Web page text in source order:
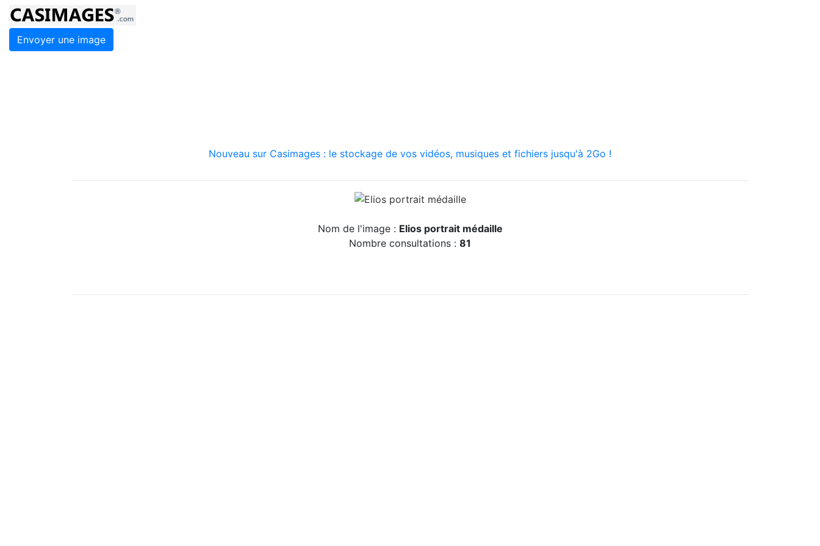
Envoyer une image
Nouveau sur Casimages : le stockage de vos vidéos, musiques et fichiers jusqu'à 2Go !
Nom de l'image : Elios portrait médaille
Nombre consultations : 81